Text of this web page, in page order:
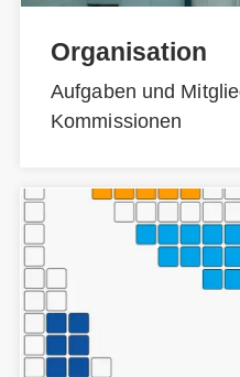
Organisation
Aufgaben und
Kommissionen